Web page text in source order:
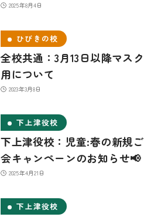
2025年8月4日
ひびきの校
全校共通：3月13日以降マス
用について
2023年3月8日
下上津役校
下上津役校：児童:春の新規
会キャンペーンのお知らせ📢
2025年4月21日
下上津役校